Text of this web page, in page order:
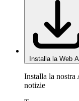
Installa la Web
Installa la nostra
notizie